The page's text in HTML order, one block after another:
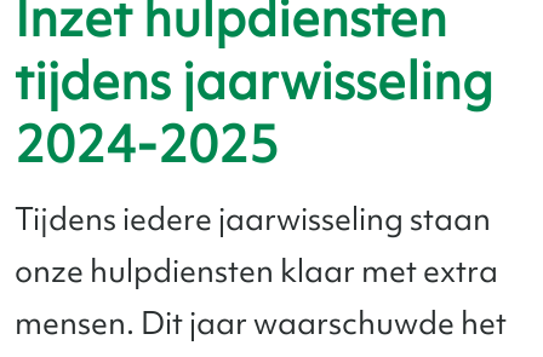
Inzet hulpdiensten
tijdens jaarwisseling
2024-2025
Tijdens iedere jaarwisseling staan
onze hulpdiensten klaar met extra
mensen. Dit jaar waarschuwde het